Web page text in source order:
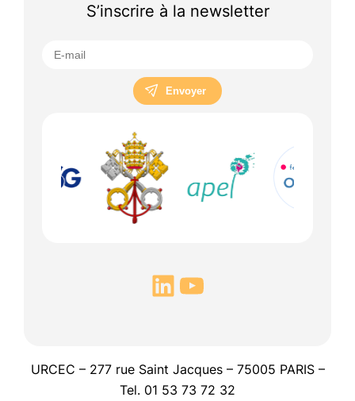
S’inscrire à la newsletter
Envoyer
URCEC – 277 rue Saint Jacques – 75005 PARIS –
Tel. 01 53 73 72 32